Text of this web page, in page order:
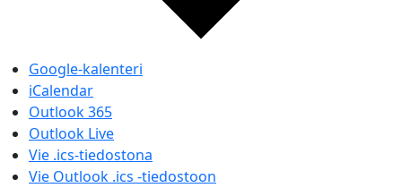
Google-kalenteri
iCalendar
Outlook 365
Outlook Live
Vie .ics-tiedostona
Vie Outlook .ics -tiedostoon